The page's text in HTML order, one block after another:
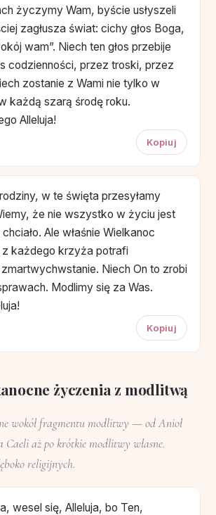
życzymy Wam, byście usłyszeli
zagłusza świat: cichy głos Boga,
wam”. Niech ten głos przebije
codzienności, przez troski, przez
zostanie z Wami nie tylko w
każdą szarą środę roku.
Alleluja!
Kopiuj
w te święta przesyłamy
że nie wszystko w życiu jest
Ale właśnie Wielkanoc
każdego krzyża potrafi
Niech On to zrobi
Modlimy się za Was.
Kopiuj
życzenia z modlitwą
wokół fragmentu modlitwy — od Anioł
Caeli aż po krótkie modlitwy własne.
religijnych.
wesel się, Alleluja, bo Ten,